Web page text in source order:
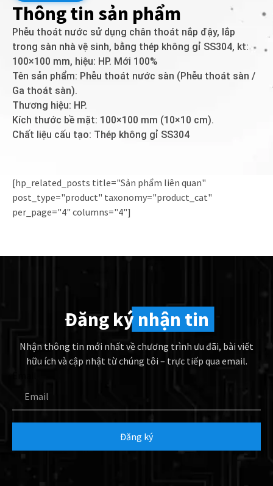
Thông tin sản phẩm
Phễu thoát nước sử dụng chân thoát nắp đậy, lắp
trong sàn nhà vệ sinh, bằng thép không gỉ SS304, kt:
100×100 mm, hiệu: HP. Mới 100%
Tên sản phẩm: Phễu thoát nước sàn (Phễu thoát sàn /
Ga thoát sàn).
Thương hiệu: HP.
Kích thước bề mặt: 100×100 mm (10×10 cm).
Chất liệu cấu tạo: Thép không gỉ SS304
[hp_related_posts title="Sản phẩm liên quan"
post_type="product" taxonomy="product_cat"
per_page="4" columns="4"]
Đăng ký nhận tin
Nhận thông tin mới nhất về chương trình ưu đãi, bài viết
hữu ích và cập nhật từ chúng tôi – trực tiếp qua email.
Đăng ký